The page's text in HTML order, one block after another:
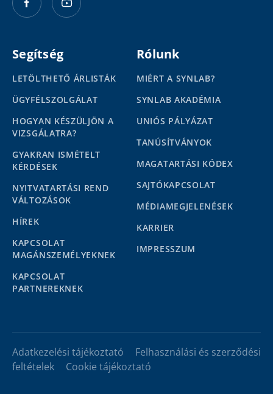
Segítség
LETÖLTHETŐ ÁRLISTÁK
ÜGYFÉLSZOLGÁLAT
HOGYAN KÉSZÜLJÖN A
VIZSGÁLATRA?
GYAKRAN ISMÉTELT
KÉRDÉSEK
NYITVATARTÁSI REND
VÁLTOZÁSOK
HÍREK
KAPCSOLAT
MAGÁNSZEMÉLYEKNEK
KAPCSOLAT
PARTNEREKNEK
Rólunk
MIÉRT A SYNLAB?
SYNLAB AKADÉMIA
UNIÓS PÁLYÁZAT
TANÚSÍTVÁNYOK
MAGATARTÁSI KÓDEX
SAJTÓKAPCSOLAT
MÉDIAMEGJELENÉSEK
KARRIER
IMPRESSZUM
Adatkezelési tájékoztató
Felhasználási és szerződési
feltételek
Cookie tájékoztató